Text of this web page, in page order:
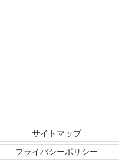
サイトマップ
プライバシーポリシー